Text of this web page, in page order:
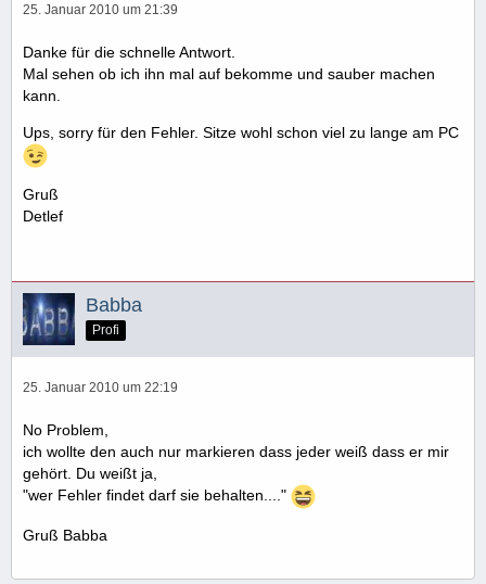
25. Januar 2010 um 21:39
Danke für die schnelle Antwort.
Mal sehen ob ich ihn mal auf bekomme und sauber machen
kann.
Ups, sorry für den Fehler. Sitze wohl schon viel zu lange am PC
Gruß
Detlef
Babba
Profi
25. Januar 2010 um 22:19
No Problem,
ich wollte den auch nur markieren dass jeder weiß dass er mir
gehört. Du weißt ja,
"wer Fehler findet darf sie behalten...."
Gruß Babba